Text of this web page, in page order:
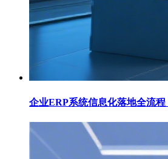
企业ERP系统信息化落地全流